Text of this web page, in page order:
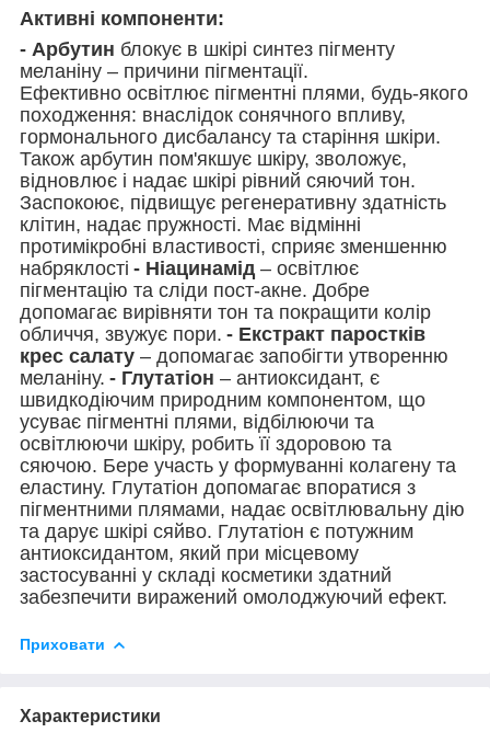
Активні компоненти:
- Арбутин блокує в шкірі синтез пігменту
меланіну – причини пігментації.
Ефективно освітлює пігментні плями, будь-якого
походження: внаслідок сонячного впливу,
гормонального дисбалансу та старіння шкіри.
Також арбутин пом'якшує шкіру, зволожує,
відновлює і надає шкірі рівний сяючий тон.
Заспокоює, підвищує регенеративну здатність
клітин, надає пружності. Має відмінні
протимікробні властивості, сприяє зменшенню
набряклості - Ніацинамід – освітлює
пігментацію та сліди пост-акне. Добре
допомагає вирівняти тон та покращити колір
обличчя, звужує пори. - Екстракт паростків
крес салату – допомагає запобігти утворенню
меланіну. - Глутатіон – антиоксидант, є
швидкодіючим природним компонентом, що
усуває пігментні плями, відбілюючи та
освітлюючи шкіру, робить її здоровою та
сяючою. Бере участь у формуванні колагену та
еластину. Глутатіон допомагає впоратися з
пігментними плямами, надає освітлювальну дію
та дарує шкірі сяйво. Глутатіон є потужним
антиоксидантом, який при місцевому
застосуванні у складі косметики здатний
забезпечити виражений омолоджуючий ефект.
Приховати
Характеристики